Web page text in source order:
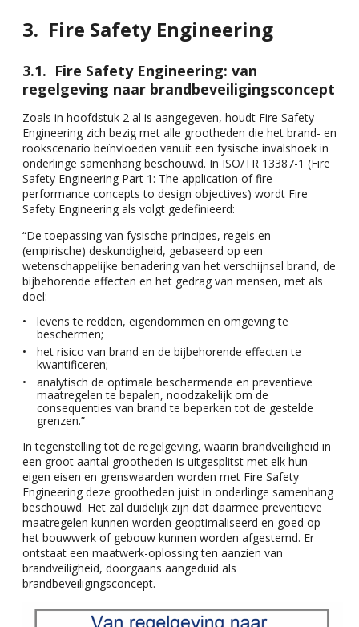
Fire Safety Engineering
Fire Safety Engineering: van
regelgeving naar brandbeveiligingsconcept
Zoals in hoofdstuk 2 al is aangegeven, houdt Fire Safety
Engineering zich bezig met alle grootheden die het brand- en
rookscenario beïnvloeden vanuit een fysische invalshoek in
onderlinge samenhang beschouwd. In ISO/TR 13387-1 (Fire
Safety Engineering Part 1: The application of fire
performance concepts to design objectives) wordt Fire
Safety Engineering als volgt gedefinieerd:
“De toepassing van fysische principes, regels en
(empirische) deskundigheid, gebaseerd op een
wetenschappelijke benadering van het verschijnsel brand, de
bijbehorende effecten en het gedrag van mensen, met als
doel:
levens te redden, eigendommen en omgeving te
beschermen;
het risico van brand en de bijbehorende effecten te
kwantificeren;
analytisch de optimale beschermende en preventieve
maatregelen te bepalen, noodzakelijk om de
consequenties van brand te beperken tot de gestelde
grenzen.”
In tegenstelling tot de regelgeving, waarin brandveiligheid in
een groot aantal grootheden is uitgesplitst met elk hun
eigen eisen en grenswaarden worden met Fire Safety
Engineering deze grootheden juist in onderlinge samenhang
beschouwd. Het zal duidelijk zijn dat daarmee preventieve
maatregelen kunnen worden geoptimaliseerd en goed op
het bouwwerk of gebouw kunnen worden afgestemd. Er
ontstaat een maatwerk-oplossing ten aanzien van
brandveiligheid, doorgaans aangeduid als
brandbeveiligingsconcept.